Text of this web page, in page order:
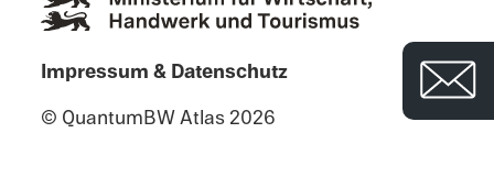
Impres­sum & Datenschutz
© QuantumBW Atlas 2026